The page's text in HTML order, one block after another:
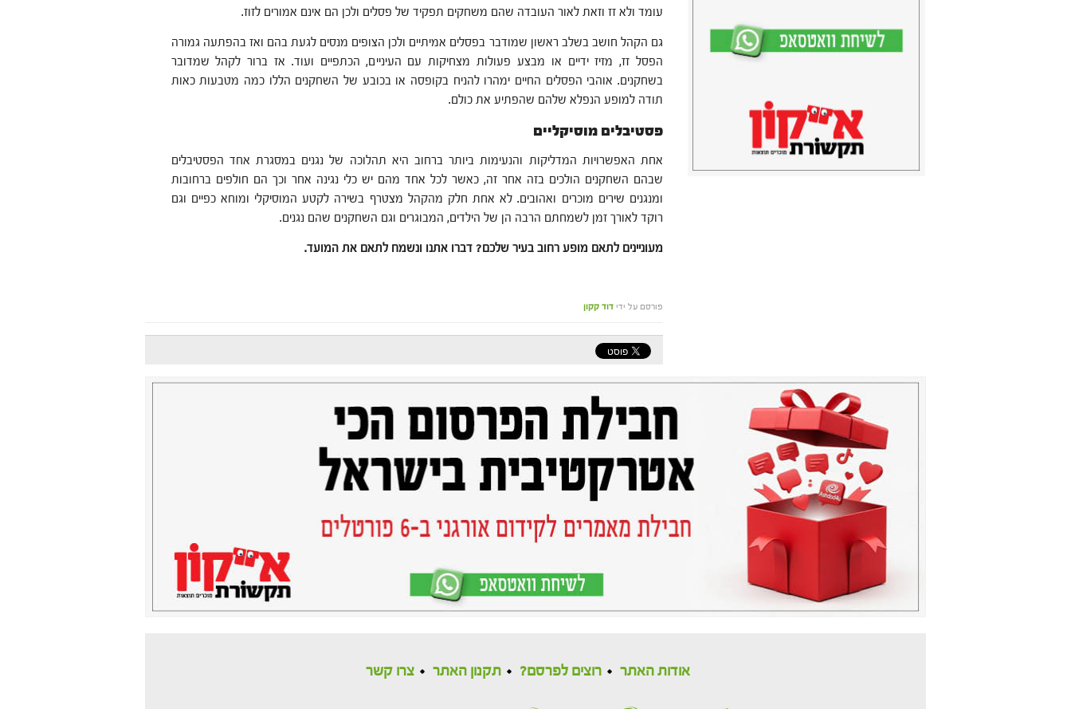
עומד ולא זז וזאת לאור העובדה שהם משחקים תפקיד של פסלים ולכן הם אינם אמורים לזוז.
גם הקהל חושב בשלב ראשון שמודבר בפסלים אמיתיים ולכן הצופים מנסים לגעת בהם ואז בהפתעה גמורה
הפסל זז, מזיז ידיים או מבצע פעולות מצחיקות עם העיניים, הכתפיים ועוד. אז ברור לקהל שמדובר
בשחקנים. אוהבי הפסלים החיים ימהרו להניח בקופסה או בכובע של השחקנים הללו כמה מטבעות כאות
תודה למופע הנפלא שלהם שהפתיע את כולם.
פסטיבלים מוסיקליים
אחת האפשרויות המדליקות והנעימות ביותר ברחוב היא תהלוכה של נגנים במסגרת אחד הפסטיבלים
שבהם השחקנים הולכים בזה אחר זה, כאשר לכל אחד מהם יש כלי נגינה אחר וכך הם חולפים ברחובות
ומנגנים שירים מוכרים ואהובים. לא אחת חלק מהקהל מצטרף בשירה לקטע המוסיקלי ומוחא כפיים וגם
רוקד לאורך זמן לשמחתם הרבה הן של הילדים, המבוגרים וגם השחקנים שהם נגנים.
מעוניינים לתאם מופע רחוב בעיר שלכם? דברו אתנו ונשמח לתאם את המועד.
פורסם על ידי דוד קקון
אודות האתר רוצים לפרסם? תקנון האתר צרו קשר